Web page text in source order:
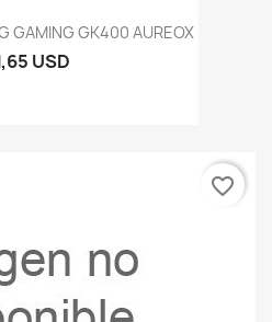
GAMING GK400 AUREOX
USD
favorite_border